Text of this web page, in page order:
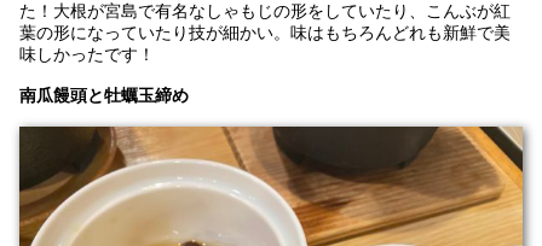
た！大根が宮島で有名なしゃもじの形をしていたり、こんぶが紅
葉の形になっていたり技が細かい。味はもちろんどれも新鮮で美
味しかったです！
南瓜饅頭と牡蠣玉締め